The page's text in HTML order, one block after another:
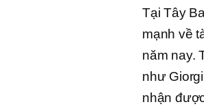
Tại Tây
mạnh về
năm nay.
như
nhận